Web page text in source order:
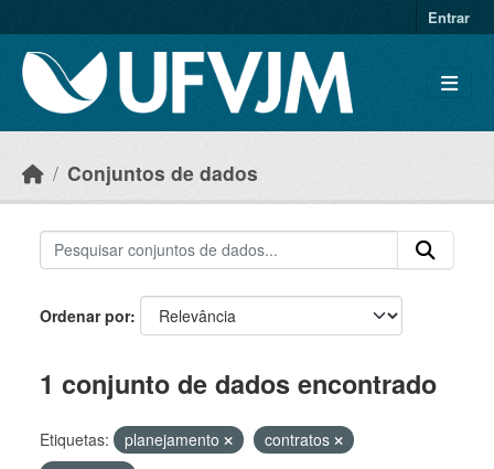
Entrar
Conjuntos de dados
Ordenar por
1 conjunto de dados encontrado
Etiquetas: planejamento
contratos